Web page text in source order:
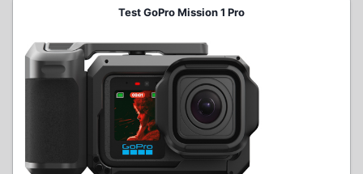
Test GoPro Mission 1 Pro